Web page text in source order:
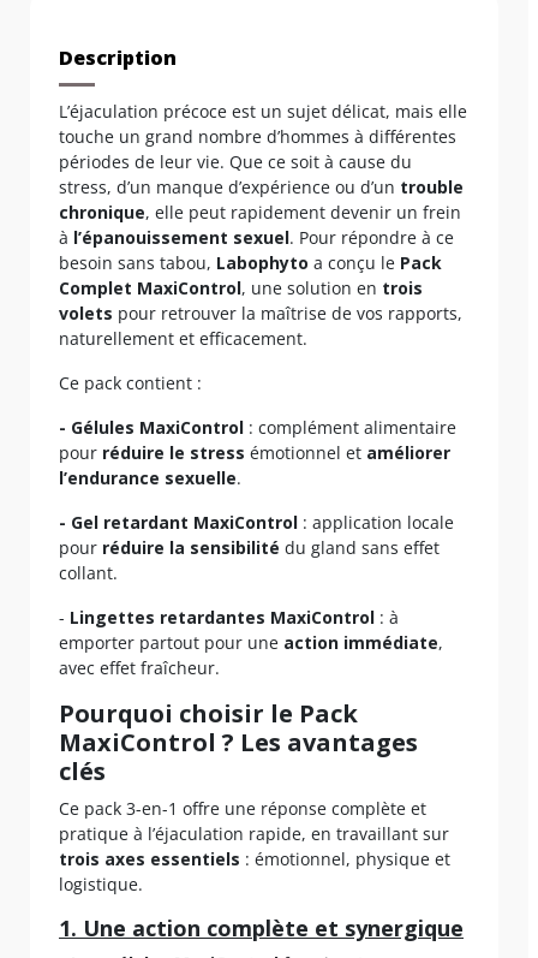
Description
L’éjaculation précoce est un sujet délicat, mais elle
touche un grand nombre d’hommes à différentes
périodes de leur vie. Que ce soit à cause du
stress, d’un manque d’expérience ou d’un trouble
chronique, elle peut rapidement devenir un frein
à l’épanouissement sexuel. Pour répondre à ce
besoin sans tabou, Labophyto a conçu le Pack
Complet MaxiControl, une solution en trois
volets pour retrouver la maîtrise de vos rapports,
naturellement et efficacement.
Ce pack contient :
- Gélules MaxiControl : complément alimentaire
pour réduire le stress émotionnel et améliorer
l’endurance sexuelle.
- Gel retardant MaxiControl : application locale
pour réduire la sensibilité du gland sans effet
collant.
- Lingettes retardantes MaxiControl : à
emporter partout pour une action immédiate,
avec effet fraîcheur.
Pourquoi choisir le Pack
MaxiControl ? Les avantages
clés
Ce pack 3-en-1 offre une réponse complète et
pratique à l’éjaculation rapide, en travaillant sur
trois axes essentiels : émotionnel, physique et
logistique.
1. Une action complète et synergique